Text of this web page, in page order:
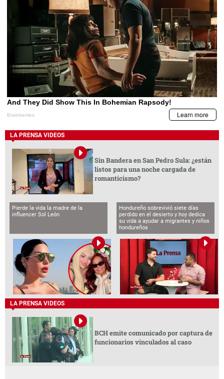
LA PRENSA VIDEOS
Sin Bandera en San Pedro Sula: ¿están
listos para una noche cargada de
romanticismo?
Pierde la vida la madre de la
influencer Sol León
Hondureño sobrevivió siete días
perdido en el desierto y hoy dedica
su vida a ayudar a migrantes y niños
hondureños
LA PRENSA VIDEOS
BCH emite comunicado por captura de
funcionarios vinculados al caso